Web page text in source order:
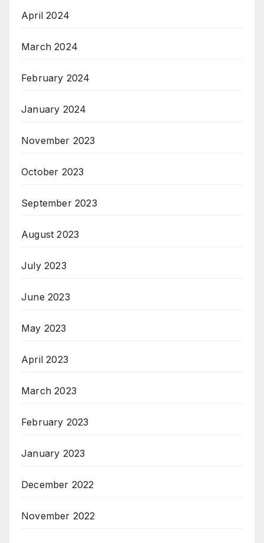
April 2024
March 2024
February 2024
January 2024
November 2023
October 2023
September 2023
August 2023
July 2023
June 2023
May 2023
April 2023
March 2023
February 2023
January 2023
December 2022
November 2022